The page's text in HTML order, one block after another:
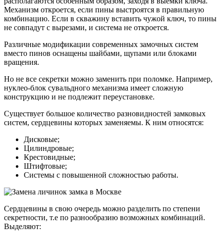
Механизм откроется, если пины выстроятся в правильную
комбинацию. Если в скважину вставить чужой ключ, то пины
не совпадут с вырезами, и система не откроется.
Различные модификации современных замочных систем
вместо пинов оснащены шайбами, щупами или блоками
вращения.
Но не все секретки можно заменить при поломке. Например,
нуклео-блок сувальдного механизма имеет сложную
конструкцию и не подлежит переустановке.
Существует большое количество разновидностей замковых
систем, сердцевины которых заменяемы. К ним относятся:
Дисковые;
Цилиндровые;
Крестовидные;
Штифтовые;
Системы с повышенной сложностью работы.
Сердцевины в свою очередь можно разделить по степени
секретности, т.е по разнообразию возможных комбинаций.
Выделяют: